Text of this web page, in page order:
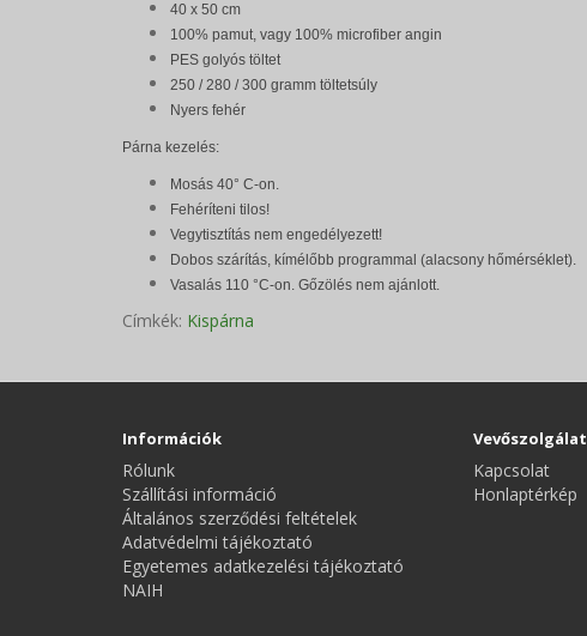
40 x 50 cm
100% pamut, vagy 100% microfiber angin
PES golyós töltet
250 / 280 / 300 gramm töltetsúly
Nyers fehér
Párna kezelés:
Mosás 40° C-on.
Fehéríteni tilos!
Vegytisztítás nem engedélyezett!
Dobos szárítás, kímélőbb programmal (alacsony hőmérséklet).
Vasalás 110 °C-on. Gőzölés nem ajánlott.
Címkék: Kispárna
Információk
Rólunk
Szállítási információ
Általános szerződési feltételek
Adatvédelmi tájékoztató
Egyetemes adatkezelési tájékoztató
NAIH
Vevőszolgálat
Kapcsolat
Honlaptérkép